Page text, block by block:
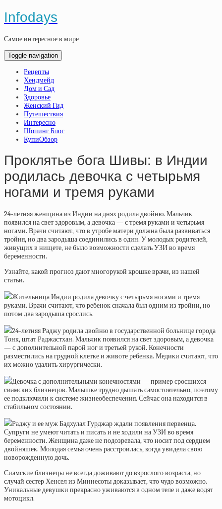
Infodays
Самое интересное в мире
Toggle navigation
Рецепты
Хендмейд
Дом и Сад
Здоровье
Женский Гид
Путешествия
Интересно
Шопинг Блог
КупиОбзор
Проклятье бога Шивы: в Индии
родилась девочка с четырьмя
ногами и тремя руками
24-летняя женщина из Индии на днях родила двойню. Мальчик
появился на свет здоровым, а девочка — с тремя руками и четырьмя
ногами. Врачи считают, что в утробе матери должна была развиваться
тройня, но два зародыша соединились в один. У молодых родителей,
живущих в нищете, не было возможности сделать УЗИ во время
беременности.
Узнайте, какой прогноз дают многорукой крошке врачи, из нашей
статьи.
Жительница Индии родила девочку с четырьмя ногами и тремя
руками. Врачи считают, что ребенок сначала был одним из тройни, но
потом два зародыша срослись.
24-летняя Раджу родила двойню в государственной больнице города
Тонк, штат Раджастхан. Мальчик появился на свет здоровым, а девочка
— с дополнительной парой ног и третьей рукой. Конечности
разместились на грудной клетке и животе ребенка. Медики считают, что
их можно удалить хирургически.
Девочка с дополнительными конечностями — пример сросшихся
сиамских близнецов. Малышке трудно дышать самостоятельно, поэтому
ее подключили к системе жизнеобеспечения. Сейчас она находится в
стабильном состоянии.
Раджу и ее муж Бадхулал Гурджар ждали появления первенца.
Супруги не умеют читать и писать и не ходили на УЗИ во время
беременности. Женщина даже не подозревала, что носит под сердцем
двойняшек. Молодая семья очень расстроилась, когда увидела свою
новорожденную дочь.
Сиамские близнецы не всегда доживают до взрослого возраста, но
случай сестер Хенсел из Миннесоты доказывает, что чудо возможно.
Уникальные девушки прекрасно уживаются в одном теле и даже водят
мотоцикл.